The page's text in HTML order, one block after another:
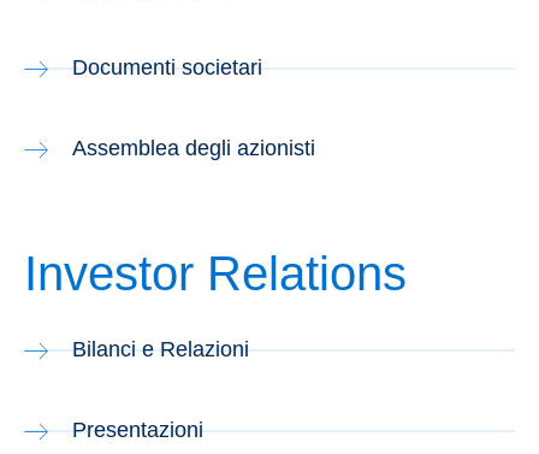
Documenti societari
Assemblea degli azionisti
Investor Relations
Bilanci e Relazioni
Presentazioni